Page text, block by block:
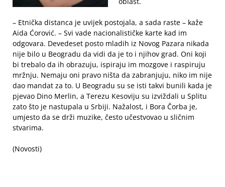
– Etnička distanca je uvijek postojala, a sada raste – kaže
Aida Ćorović. – Svi vade nacionalističke karte kad im
odgovara. Devedeset posto mladih iz Novog Pazara nikada
nije bilo u Beogradu da vidi da je to i njihov grad. Oni koji
bi trebalo da ih obrazuju, ispiraju im mozgove i raspiruju
mržnju. Nemaju oni pravo ništa da zabranjuju, niko im nije
dao mandat za to. U Beogradu su se isti takvi bunili kada je
pjevao Dino Merlin, a Terezu Kesoviju su izviždali u Splitu
zato što je nastupala u Srbiji. Nažalost, i Bora Čorba je,
umjesto da se drži muzike, često učestvovao u sličnim
stvarima.
(Novosti)